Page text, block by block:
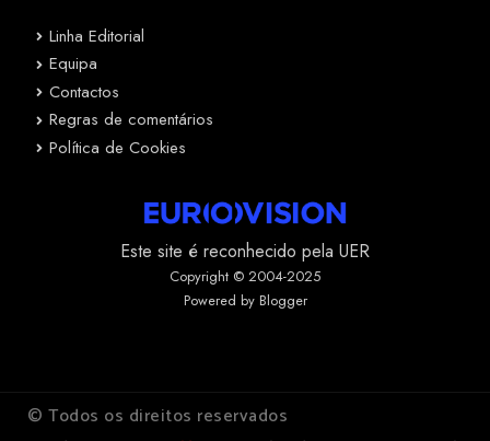
Linha Editorial
Equipa
Contactos
Regras de comentários
Política de Cookies
Este site é reconhecido pela UER
Copyright © 2004-2025
Powered by Blogger
© Todos os direitos reservados